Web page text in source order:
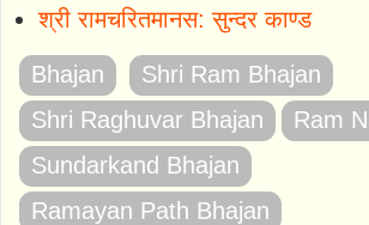
श्री रामचरितमानस: सुन्दर काण्ड
Bhajan
Shri Ram Bhajan
Shri Raghuvar Bhajan
Ram
Sundarkand Bhajan
Ramayan Path Bhajan